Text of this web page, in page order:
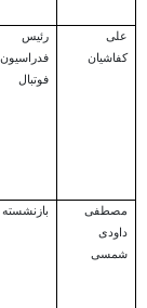
علی
کفاشیان
رئیس
فدراسیون
فوتبال
مصطفی
داودی
شمسی
بازنشسته